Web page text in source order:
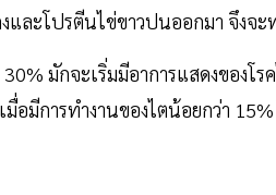
ละโปรตีนไข่ขาวปนออกมา จึงจะท
มักจะเริ่มมีอาการแสดงของ
มื่อมีการทำงานของไตน้อยกว่า